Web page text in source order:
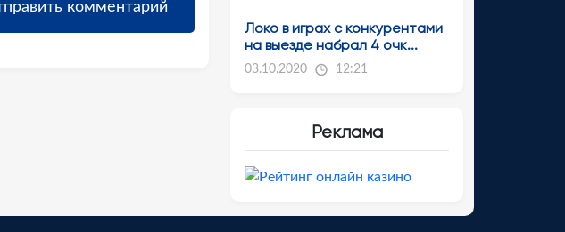
Локо в играх с конкурентами
на выезде набрал 4 очк...
03.10.2020 12:21
Реклама